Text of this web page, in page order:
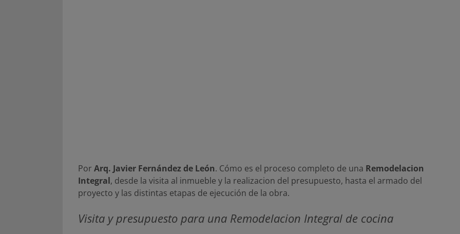
Por Arq. Javier Fernández de León. Cómo es el proceso completo de una Remodelacion
Integral, desde la visita al inmueble y la realizacion del presupuesto, hasta el armado del
proyecto y las distintas etapas de ejecución de la obra.
Visita y presupuesto para una Remodelacion Integral de cocina